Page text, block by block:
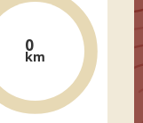
0
km